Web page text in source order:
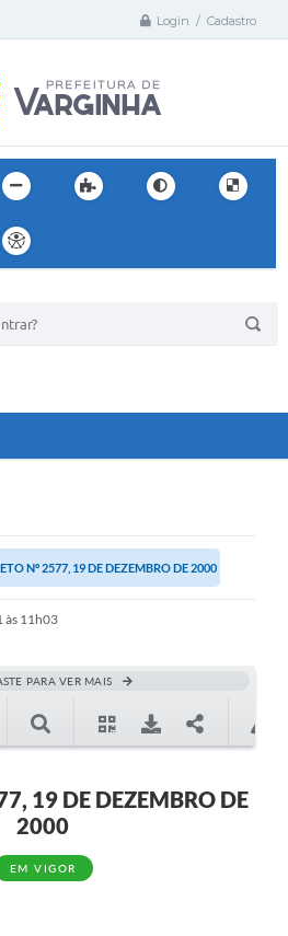
Login / Cadastro
Nº 2577, 19 DE DEZEMBRO DE 2000
às 11h03
PARA VER MAIS
19 DE DEZEMBRO DE
2000
EM VIGOR